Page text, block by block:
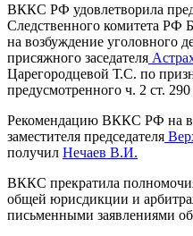
ВККС РФ удовлетворила
Следственного комитета РФ
на возбуждение уголовного
присяжного заседателя
Царегородцевой Т.С. по
предусмотренного ч. 2 ст.
Рекомендацию ВККС РФ на
заместителя председателя
получил Нечаев В.И.
ВККС прекратила
общей юрисдикции и
письменными заявлениями об